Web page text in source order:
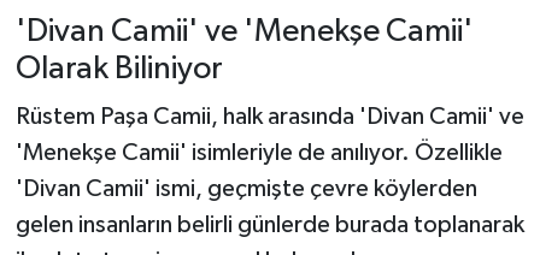
'Divan Camii' ve 'Menekşe Camii'
Olarak Biliniyor
Rüstem Paşa Camii, halk arasında 'Divan Camii' ve
'Menekşe Camii' isimleriyle de anılıyor. Özellikle
'Divan Camii' ismi, geçmişte çevre köylerden
gelen insanların belirli günlerde burada toplanarak